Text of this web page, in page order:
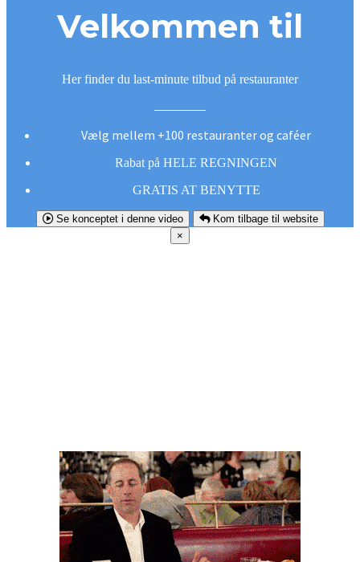
Velkommen til
Her finder du last-minute tilbud på restauranter
Vælg mellem +100 restauranter og caféer
Rabat på HELE REGNINGEN
GRATIS AT BENYTTE
Se konceptet i denne video
Kom tilbage til website
×